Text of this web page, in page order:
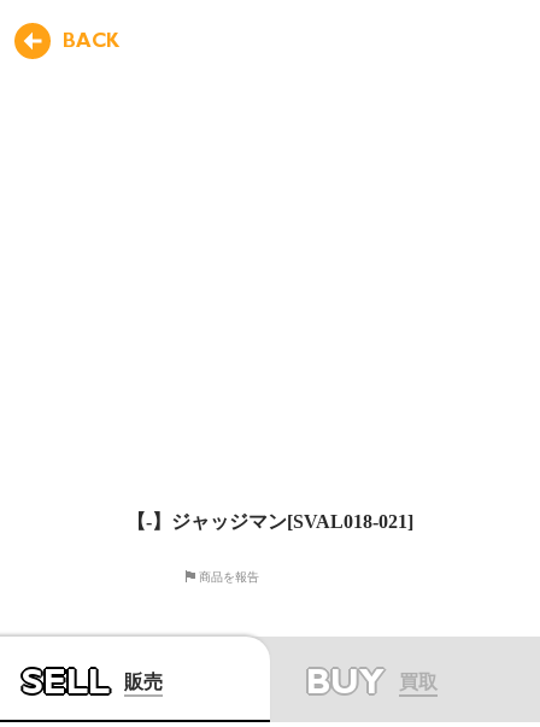
BACK
【-】ジャッジマン[SVAL018-021]
商品を報告
SELL 販売 BUY 買取